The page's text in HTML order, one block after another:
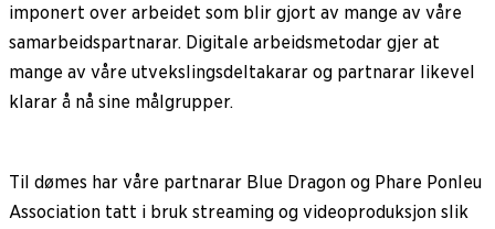
imponert over arbeidet som blir gjort av mange av våre
samarbeidspartnarar. Digitale arbeidsmetodar gjer at
mange av våre utvekslingsdeltakarar og partnarar likevel
klarar å nå sine målgrupper.
Til dømes har våre partnarar Blue Dragon og Phare Ponleu
Association tatt i bruk streaming og videoproduksjon slik